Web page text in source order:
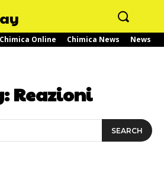
Chimica Online Chimica News News
Reazioni
SEARCH